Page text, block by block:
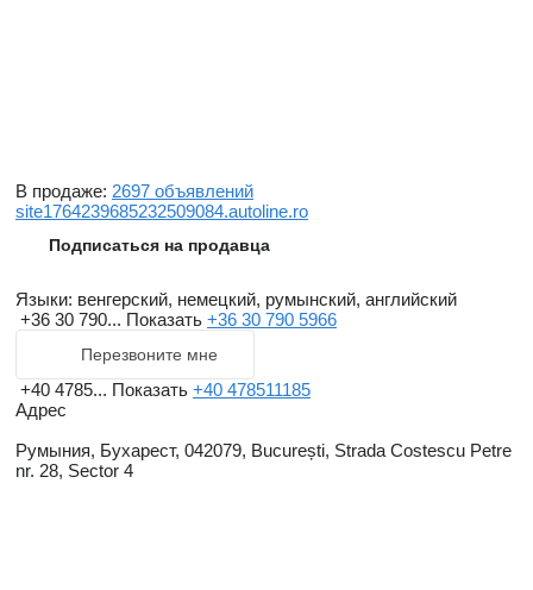
В продаже: 2697 объявлений
site1764239685232509084.autoline.ro
Подписаться на продавца
Языки: венгерский, немецкий, румынский, английский
+36 30 790... Показать +36 30 790 5966
Перезвоните мне
+40 4785... Показать +40 478511185
Адрес
Румыния, Бухарест, 042079, București, Strada Costescu Petre
nr. 28, Sector 4